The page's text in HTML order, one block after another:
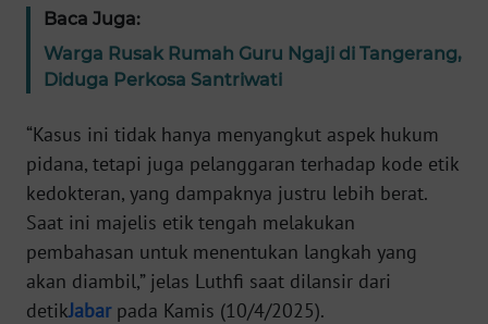
Baca Juga:
Warga Rusak Rumah Guru Ngaji di Tangerang,
Diduga Perkosa Santriwati
“Kasus ini tidak hanya menyangkut aspek hukum
pidana, tetapi juga pelanggaran terhadap kode etik
kedokteran, yang dampaknya justru lebih berat.
Saat ini majelis etik tengah melakukan
pembahasan untuk menentukan langkah yang
akan diambil,” jelas Luthfi saat dilansir dari
detikJabarpada Kamis (10/4/2025).
MEDIA
REDAKSI
DISCLAIMER
Wahana
News
Regional